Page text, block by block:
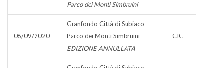
Parco dei Monti Simbruini
06/09/2020
Granfondo Città di Subiaco -
Parco dei Monti Simbruini
EDIZIONE ANNULLATA
CIC